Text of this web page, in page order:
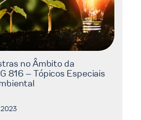
no Âmbito da
816 – Tópicos Especiais